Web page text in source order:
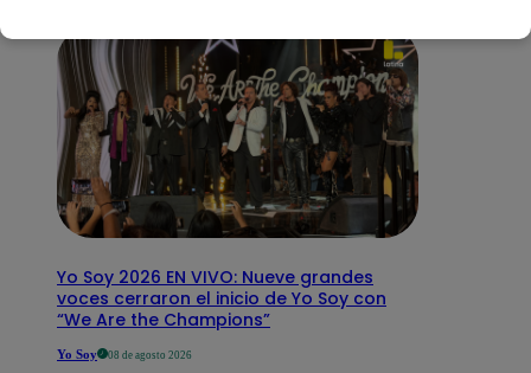
Yo Soy 2026 EN VIVO: Nueve grandes
voces cerraron el inicio de Yo Soy con
“We Are the Champions”
Yo Soy 08 de agosto 2026